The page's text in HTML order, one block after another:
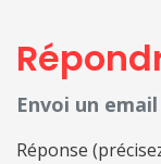
Envoi un
Réponse